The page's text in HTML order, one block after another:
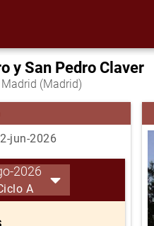
y San Pedro Claver
(Madrid)
jun-2026
2026
A